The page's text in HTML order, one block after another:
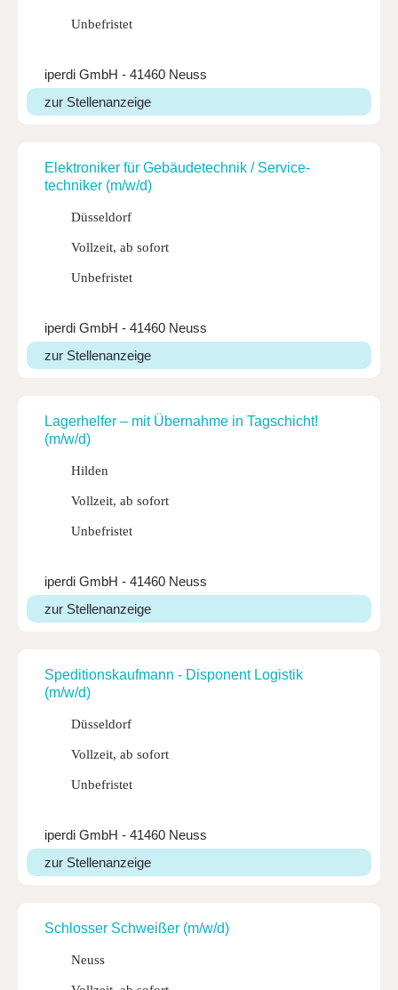
Unbefristet
iperdi GmbH - 41460 Neuss
zur Stellenanzeige
Elek­tro­niker für Gebäu­de­technik / Service­
tech­niker (m/w/d)
Düsseldorf
Vollzeit, ab sofort
Unbefristet
iperdi GmbH - 41460 Neuss
zur Stellenanzeige
Lager­helfer – mit Über­nahme in Tagschicht!
(m/w/d)
Hilden
Vollzeit, ab sofort
Unbefristet
iperdi GmbH - 41460 Neuss
zur Stellenanzeige
Spedi­ti­ons­kauf­mann - Dispo­nent Logistik
(m/w/d)
Düsseldorf
Vollzeit, ab sofort
Unbefristet
iperdi GmbH - 41460 Neuss
zur Stellenanzeige
Schlosser Schweißer (m/w/d)
Neuss